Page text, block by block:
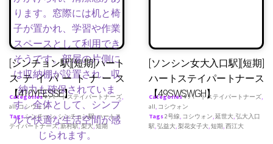
[シンチョン駅][短期]ハート
ステイパートナース
【410YEESSE】
Categories♥ ハートステイパートナーズ,
all,コシウォン
Tagsシンチョン,シンチョン駅,ハートス
テイパートナース,新村駅,梨大,短期
[ソンシン女大入口駅][短期]
ハートステイパートナース
【49SWSWGH】
Categories♥ ハートステイパートナーズ,
all, コシウォン
Tags2号線, コシウォン,延世大,弘大入口
駅,弘益大,梨花女子大,短期,西江大